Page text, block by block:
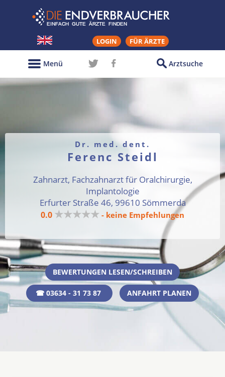
LOGIN FÜR ÄRZTE
Arztsuche
Menü
Dr. med. dent.
Ferenc Steidl
Zahnarzt, Fachzahnarzt für Oralchirurgie,
Implantologie
Erfurter Straße 46, 99610 Sömmerda
0.0 ★★★★★ - keine Empfehlungen
BEWERTUNGEN LESEN/SCHREIBEN
☎ 03634 - 31 73 87 ANFAHRT PLANEN